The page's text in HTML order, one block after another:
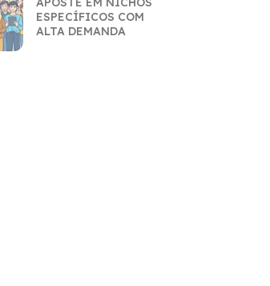
ESPECÍFICOS COM
ALTA DEMANDA